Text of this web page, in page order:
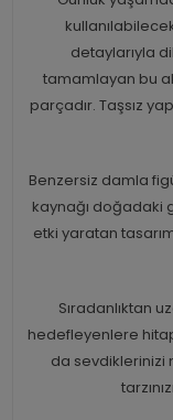
detaylarıyla
tamamlayan bu
parçadır. Taşsız
Benzersiz damla
kaynağı doğadaki
etki yaratan
Sıradanlıktan
hedefleyenlere
da sevdiklerinizi